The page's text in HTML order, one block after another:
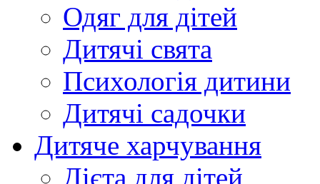
Одяг для дітей
Дитячі свята
Психологія дитини
Дитячі садочки
Дитяче харчування
Дієта для дітей